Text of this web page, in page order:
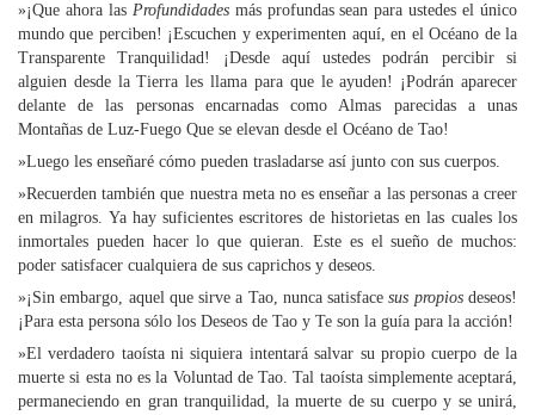
»¡Que ahora las Profundidadesmás profundas sean para ustedes el único
mundo que perciben! ¡Escuchen y experimenten aquí, en el Océano de la
Transparente Tranquilidad! ¡Desde aquí ustedes podrán percibir si
alguien desde la Tierra les llama para que le ayuden! ¡Podrán aparecer
delante de las personas encarnadas como Almas parecidas a unas
Montañas de Luz-Fuego Que se elevan desde el Océano de Tao!
»Luego les enseñaré cómo pueden trasladarse así junto con sus cuerpos.
»Recuerden también que nuestra meta no es enseñar a las personas a creer
en milagros. Ya hay suficientes escritores de historietas en las cuales los
inmortales pueden hacer lo que quieran. Este es el sueño de muchos:
poder satisfacer cualquiera de sus caprichos y deseos.
»¡Sin embargo, aquel que sirve a Tao, nunca satisfacesus propiosdeseos!
¡Para esta persona sólo los Deseos de Tao y Te son la guía para la acción!
»El verdadero taoísta ni siquiera intentará salvar su propio cuerpo de la
muerte si esta no es la Voluntad de Tao. Tal taoísta simplemente aceptará,
permaneciendo en gran tranquilidad, la muerte de su cuerpo y se unirá,